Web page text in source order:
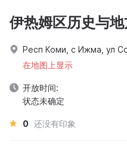
伊热姆区历史与
Респ Коми, с Ижма, ул
在地图上显示
开放时间:
状态未确定
0 还没有印象